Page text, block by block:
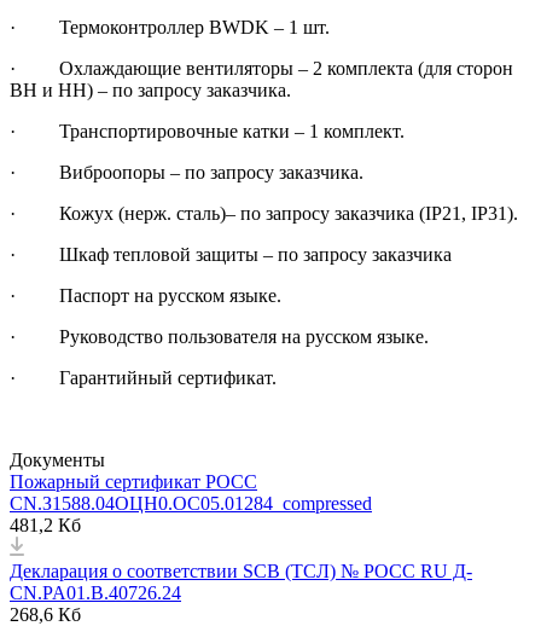
· Термоконтроллер BWDK – 1 шт.
· Охлаждающие вентиляторы – 2 комплекта (для сторон
ВН и НН) – по запросу заказчика.
· Транспортировочные катки – 1 комплект.
· Виброопоры – по запросу заказчика.
· Кожух (нерж. сталь)– по запросу заказчика (IP21, IP31).
· Шкаф тепловой защиты – по запросу заказчика
· Паспорт на русском языке.
· Руководство пользователя на русском языке.
· Гарантийный сертификат.
Документы
Пожарный сертификат РОСС
CN.З1588.04ОЦН0.ОС05.01284_compressed
481,2 Кб
Декларация о соответствии SCB (ТСЛ) № РОСС RU Д-
CN.PA01.B.40726.24
268,6 Кб